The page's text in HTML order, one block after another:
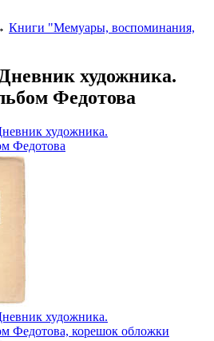
Книги "Мемуары, воспоминания,
художника.
Федотова